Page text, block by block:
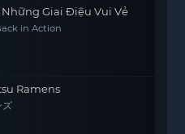
Những Giai Điệu Vui Vẻ
in Action
Ramens
ズ